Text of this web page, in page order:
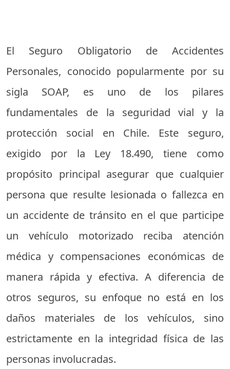
El Seguro Obligatorio de Accidentes
Personales, conocido popularmente por su
sigla SOAP, es uno de los pilares
fundamentales de la seguridad vial y la
protección social en Chile. Este seguro,
exigido por la Ley 18.490, tiene como
propósito principal asegurar que cualquier
persona que resulte lesionada o fallezca en
un accidente de tránsito en el que participe
un vehículo motorizado reciba atención
médica y compensaciones económicas de
manera rápida y efectiva. A diferencia de
otros seguros, su enfoque no está en los
daños materiales de los vehículos, sino
estrictamente en la integridad física de las
personas involucradas.